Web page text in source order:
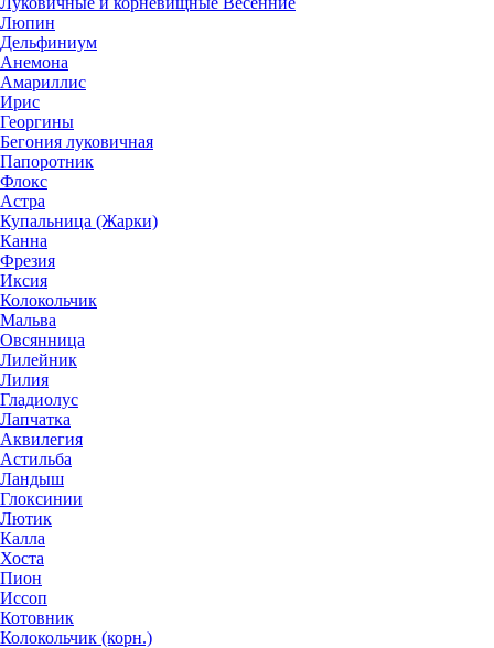
Люпин
Дельфиниум
Анемона
Амариллис
Ирис
Георгины
Бегония луковичная
Папоротник
Флокс
Астра
Купальница (Жарки)
Канна
Фрезия
Иксия
Колокольчик
Мальва
Овсянница
Лилейник
Лилия
Гладиолус
Лапчатка
Аквилегия
Астильба
Ландыш
Глоксинии
Лютик
Калла
Хоста
Пион
Иссоп
Котовник
Колокольчик (корн.)